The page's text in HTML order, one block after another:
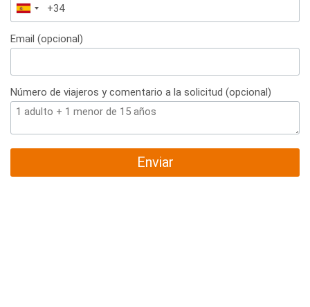
España
+34
Email (opcional)
Número de viajeros y comentario a la solicitud (opcional)
Enviar